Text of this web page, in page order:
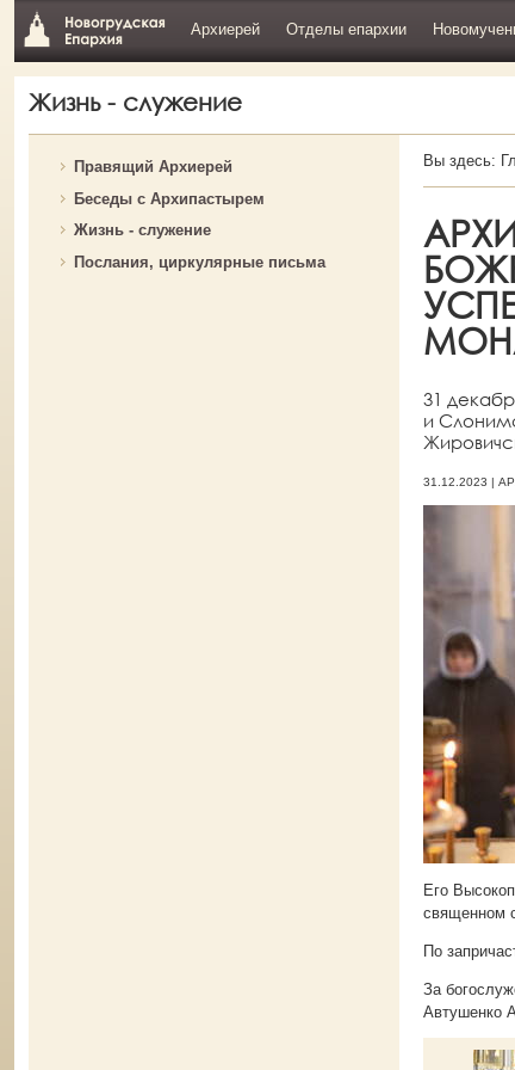
Архиерей Отделы епархии
Жизнь - служение
Правящий Архиерей
Беседы с Архипастырем
Жизнь - служение
Послания, циркулярные письма
Вы здесь:
31
и
31.12.2023 |
Его
священном
По
За
Автушенко